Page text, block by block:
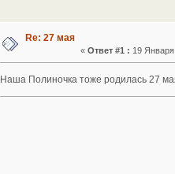
Re: 27 мая
« Ответ #1 : 19
Наша Полиночка тоже родилась 27